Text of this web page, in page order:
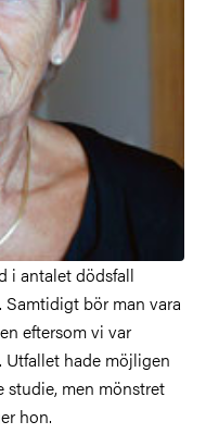
i antalet dödsfall
bör man vara
eftersom vi var
hade möjligen
men mönstret
hon.